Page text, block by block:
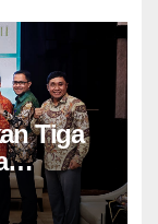
Tiga